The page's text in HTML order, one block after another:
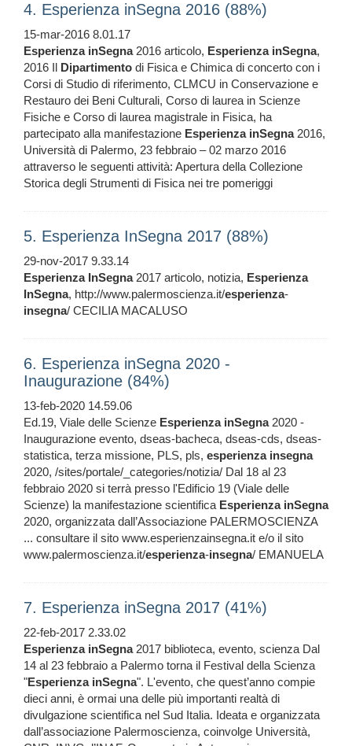
4. Esperienza inSegna 2016 (88%)
15-mar-2016 8.01.17
Esperienza inSegna2016 articolo, Esperienza inSegna,
2016 Il Dipartimento di Fisica e Chimica di concerto con i
Corsi di Studio di riferimento, CLMCU in Conservazione e
Restauro dei Beni Culturali, Corso di laurea in Scienze
Fisiche e Corso di laurea magistrale in Fisica, ha
partecipato alla manifestazione Esperienza inSegna2016,
Università di Palermo, 23 febbraio – 02 marzo 2016
attraverso le seguenti attività: Apertura della Collezione
Storica degli Strumenti di Fisica nei tre pomeriggi
5. Esperienza InSegna 2017 (88%)
29-nov-2017 9.33.14
Esperienza InSegna2017 articolo, notizia, Esperienza
InSegna, http://www.palermoscienza.it/esperienza-
insegna/ CECILIA MACALUSO
6. Esperienza inSegna 2020 -
Inaugurazione (84%)
13-feb-2020 14.59.06
Ed.19, Viale delle Scienze Esperienza inSegna2020 -
Inaugurazione evento, dseas-bacheca, dseas-cds, dseas-
statistica, terza missione, PLS, pls, esperienza insegna
2020, /sites/portale/_categories/notizia/ Dal 18 al 23
febbraio 2020 si terrà presso l'Edificio 19 (Viale delle
Scienze) la manifestazione scientifica Esperienza inSegna
2020, organizzata dall’Associazione PALERMOSCIENZA
... consultare il sito www.esperienzainsegna.it e/o il sito
www.palermoscienza.it/esperienza-insegna/ EMANUELA
7. Esperienza inSegna 2017 (41%)
22-feb-2017 2.33.02
Esperienza inSegna2017 biblioteca, evento, scienza Dal
14 al 23 febbraio a Palermo torna il Festival della Scienza
"Esperienza inSegna". L'evento, che quest’anno compie
dieci anni, è ormai una delle più importanti realtà di
divulgazione scientifica nel Sud Italia. Ideata e organizzata
dall’associazione Palermoscienza, coinvolge Università,